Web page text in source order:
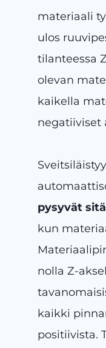
materiaali
ulos
tilanteessa
olevan
kaikella
negatiiviset
pysyvät
kun
nolla Z-
kaikki
positiivista.